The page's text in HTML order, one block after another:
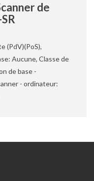
de
(PdV)(PoS),
Aucune, Classe de
de base -
- ordinateur: